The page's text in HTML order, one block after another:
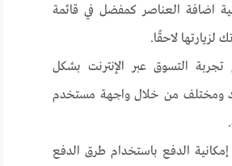
اضافة العناصر كمفضل في قائمة
لزيارتها لاحقًا.
تجربة التسوق عبر الإنترنت بشكل
ومختلف من خلال واجهة مستخدم
إمكانية الدفع باستخدام طرق الدفع